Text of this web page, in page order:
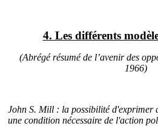
4. Les différents
(Abrégé résumé de l’avenir des
1966)
John S. Mill : la possibilité d'exprimer
une condition nécessaire de l'action